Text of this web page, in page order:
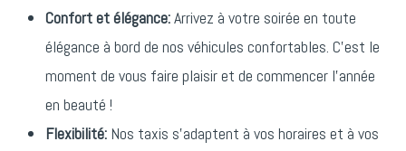
Confort et élégance:Arrivez à votre soirée en toute
élégance à bord de nos véhicules confortables. C’est le
moment de vous faire plaisir et de commencer l’année
en beauté !
Flexibilité: Nos taxis s’adaptent à vos horaires et à vos